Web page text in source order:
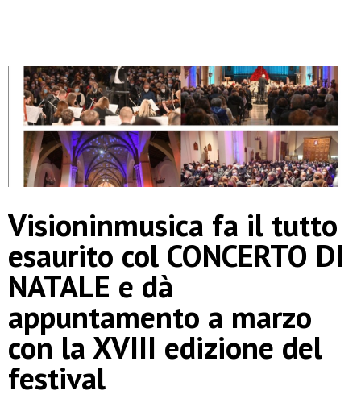
Visioninmusica fa il tutto
esaurito col CONCERTO DI
NATALE e dà
appuntamento a marzo
con la XVIII edizione del
festival